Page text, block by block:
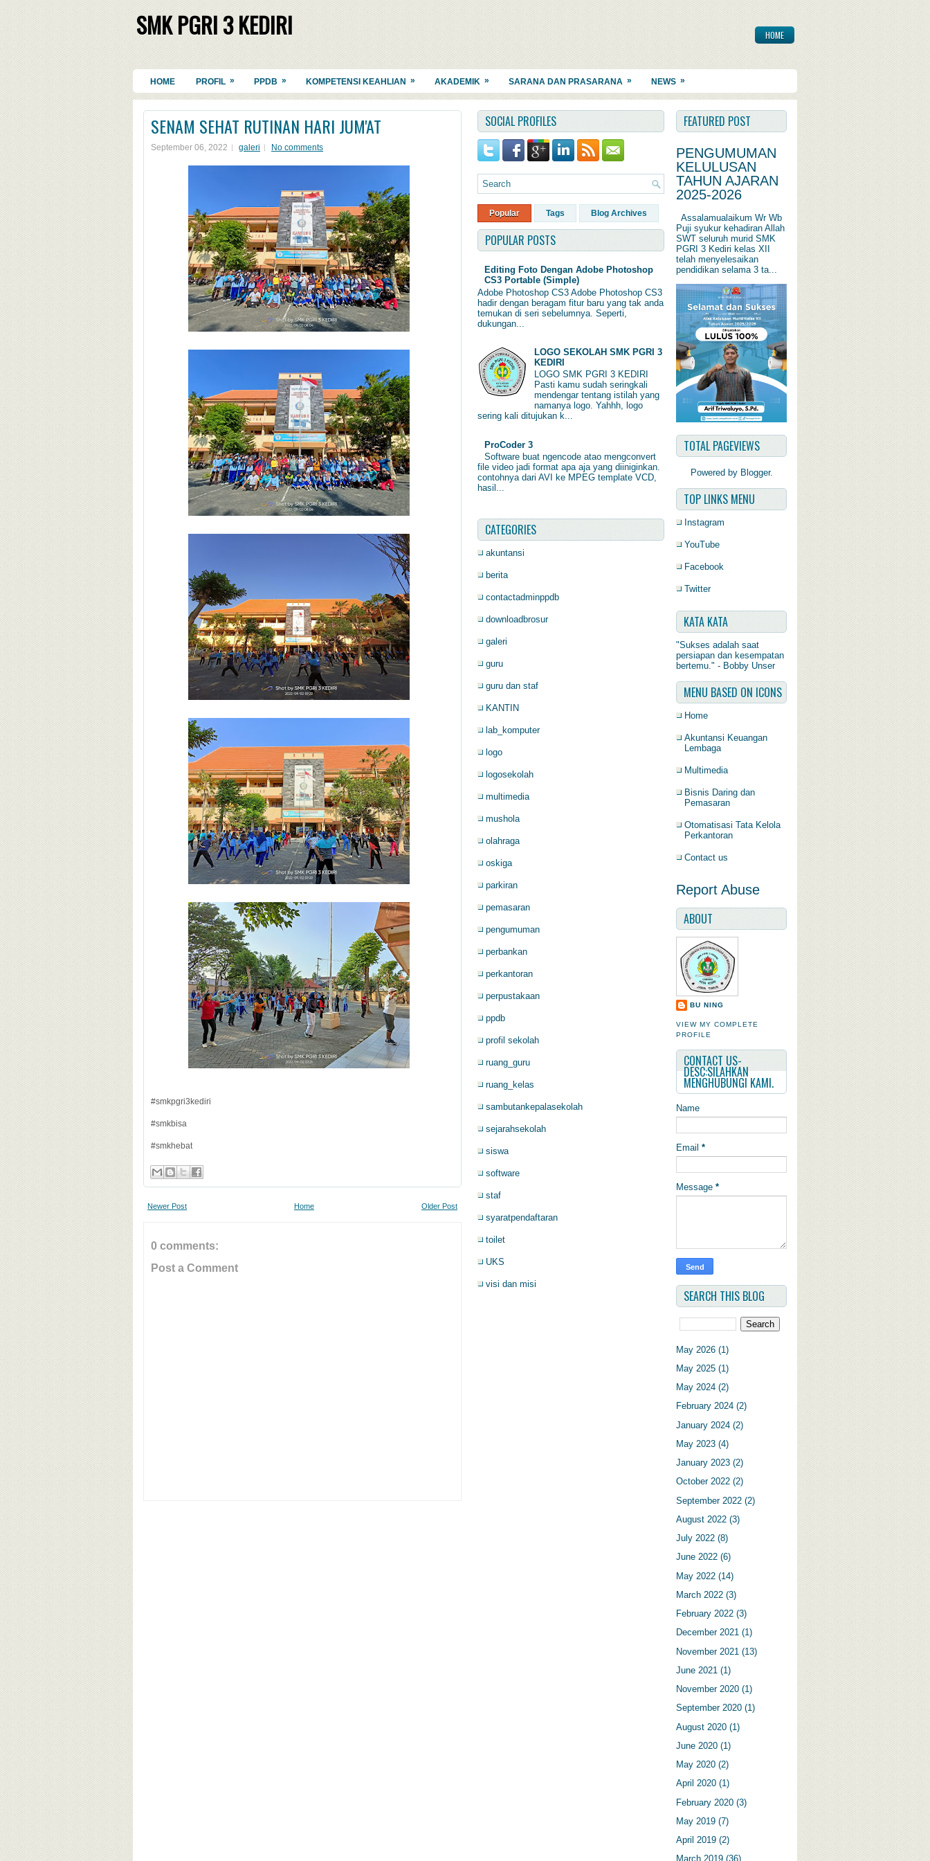
SMK PGRI 3 KEDIRI HOME
HOME PROFIL » PPDB » KOMPETENSI KEAHLIAN » AKADEMIK » SARANA DAN PRASARANA » NEWS »
SENAM SEHAT RUTINAN HARI JUM'AT
September 06, 2022 galeri No comments
#smkpgri3kediri
#smkbisa
#smkhebat
Newer Post Older Post
Home
0 comments:
Post a Comment
SOCIAL PROFILES
Popular Tags Blog Archives
POPULAR POSTS
Editing Foto Dengan Adobe Photoshop
CS3 Portable (Simple)
Adobe Photoshop CS3 Adobe Photoshop CS3
hadir dengan beragam fitur baru yang tak anda
temukan di seri sebelumnya. Seperti,
dukungan...
LOGO SEKOLAH SMK PGRI 3
KEDIRI
LOGO SMK PGRI 3 KEDIRI
Pasti kamu sudah seringkali
mendengar tentang istilah yang
namanya logo. Yahhh, logo
sering kali ditujukan k...
ProCoder 3
Software buat ngencode atao mengconvert
file video jadi format apa aja yang diiniginkan.
contohnya dari AVI ke MPEG template VCD,
hasil...
CATEGORIES
akuntansi
berita
contactadminppdb
downloadbrosur
galeri
guru
guru dan staf
KANTIN
lab_komputer
logo
logosekolah
multimedia
mushola
olahraga
oskiga
parkiran
pemasaran
pengumuman
perbankan
perkantoran
perpustakaan
ppdb
profil sekolah
ruang_guru
ruang_kelas
sambutankepalasekolah
sejarahsekolah
siswa
software
staf
syaratpendaftaran
toilet
UKS
visi dan misi
FEATURED POST
PENGUMUMAN
KELULUSAN
TAHUN AJARAN
2025-2026
Assalamualaikum Wr Wb
Puji syukur kehadiran Allah
SWT seluruh murid SMK
PGRI 3 Kediri kelas XII
telah menyelesaikan
pendidikan selama 3 ta...
TOTAL PAGEVIEWS
Powered by Blogger.
TOP LINKS MENU
Instagram
YouTube
Facebook
Twitter
KATA KATA
"Sukses adalah saat
persiapan dan kesempatan
bertemu." - Bobby Unser
MENU BASED ON ICONS
Home
Akuntansi Keuangan
Lembaga
Multimedia
Bisnis Daring dan
Pemasaran
Otomatisasi Tata Kelola
Perkantoran
Contact us
Report Abuse
ABOUT
BU NING
VIEW MY COMPLETE
PROFILE
CONTACT US-
DESC:SILAHKAN
MENGHUBUNGI KAMI.
Name
Email *
Message *
SEARCH THIS BLOG
May 2026 (1)
May 2025 (1)
May 2024 (2)
February 2024 (2)
January 2024 (2)
May 2023 (4)
January 2023 (2)
October 2022 (2)
September 2022 (2)
August 2022 (3)
July 2022 (8)
June 2022 (6)
May 2022 (14)
March 2022 (3)
February 2022 (3)
December 2021 (1)
November 2021 (13)
June 2021 (1)
November 2020 (1)
September 2020 (1)
August 2020 (1)
June 2020 (1)
May 2020 (2)
April 2020 (1)
February 2020 (3)
May 2019 (7)
April 2019 (2)
March 2019 (36)